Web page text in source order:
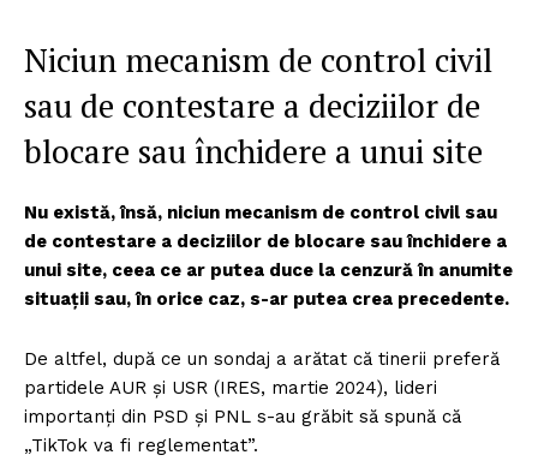
Niciun mecanism de control civil
sau de contestare a deciziilor de
blocare sau închidere a unui site
Nu există, însă, niciun mecanism de control civil sau
de contestare a deciziilor de blocare sau închidere a
unui site, ceea ce ar putea duce la cenzură în anumite
situații sau, în orice caz, s-ar putea crea precedente.
De altfel, după ce un sondaj a arătat că tinerii preferă
partidele AUR și USR (IRES, martie 2024), lideri
importanți din PSD și PNL s-au grăbit să spună că
„TikTok va fi reglementat”.